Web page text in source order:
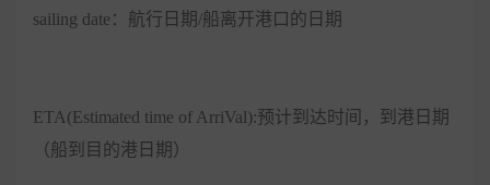
sailing date：航行日期/船离开港口的日期
ETA(Estimated time of ArriVal):预计到达时间，到港日期
（船到目的港日期）